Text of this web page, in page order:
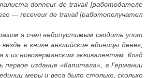
donneur de travail [работодателе
— receveur de travail [работополучател
я счел недопустимым сводить упот
в книге английские единицы денег,
к их новогерманским эквивалентам. Когд
первое издание «Капитала», в Германии
меры и веса было столько, сколько